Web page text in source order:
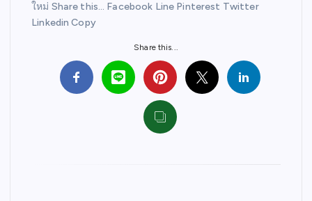
ใหม่ Share this… Facebook Line Pinterest Twitter
Linkedin Copy
Share this...